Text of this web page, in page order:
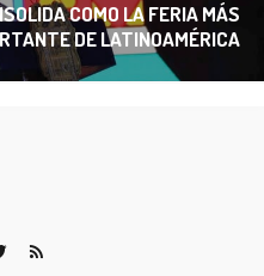
COMO LA FERIA MÁS
DE LATINOAMÉRICA